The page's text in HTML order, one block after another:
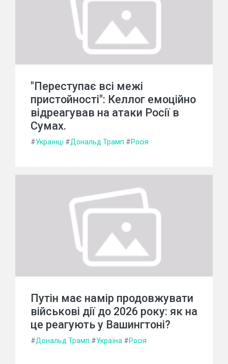
"Переступає всі межі
пристойності": Келлог емоційно
відреагував на атаки Росії в
Сумах.
#Українці #Дональд Трамп #Росія
Путін має намір продовжувати
військові дії до 2026 року: як на
це реагують у Вашингтоні?
#Дональд Трамп #Україна #Росія